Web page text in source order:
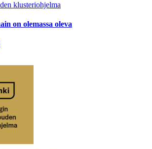
klusteriohjelma
on olemassa oleva